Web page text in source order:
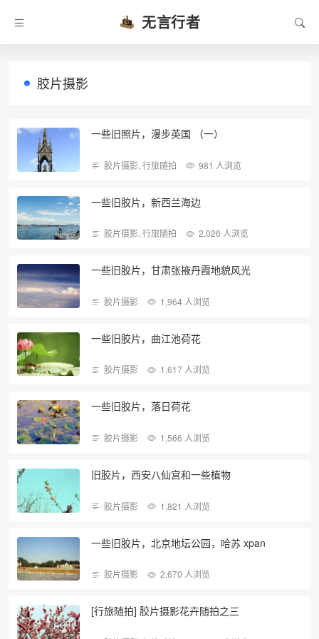
无言行者
胶片摄影
一些旧照片，漫步英国 （一）
胶片摄影, 行旅随拍 981 人浏览
一些旧胶片，新西兰海边
胶片摄影, 行旅随拍 2,026 人浏览
一些旧胶片，甘肃张掖丹霞地貌风光
胶片摄影 1,964 人浏览
一些旧胶片，曲江池荷花
胶片摄影 1,617 人浏览
一些旧胶片，落日荷花
胶片摄影 1,566 人浏览
旧胶片，西安八仙宫和一些植物
胶片摄影 1,821 人浏览
一些旧胶片，北京地坛公园，哈苏 xpan
胶片摄影 2,670 人浏览
[行旅随拍] 胶片摄影花卉随拍之三